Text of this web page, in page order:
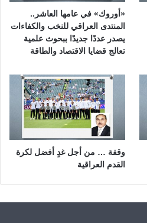
«أوروك» في عامها العاشر..
المنتدى العراقي للنخب والكفاءات
يصدر عددًا جديدًا ببحوث علمية
تعالج قضايا الاقتصاد والطاقة
وقفة … من أجل غدٍ أفضل لكرة
القدم العراقية